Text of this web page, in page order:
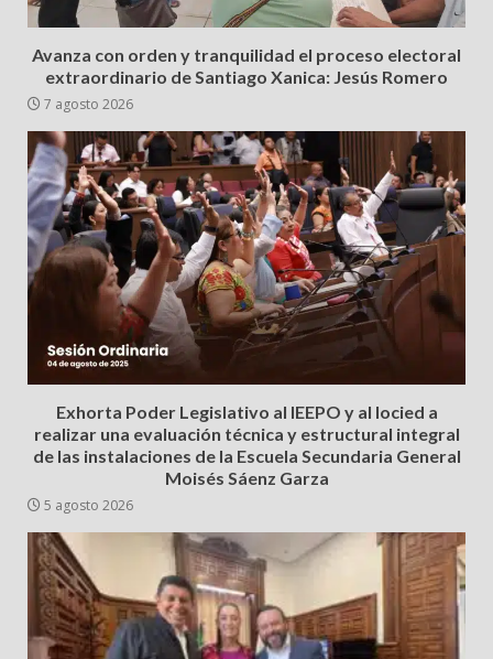
Avanza con orden y tranquilidad el proceso electoral
extraordinario de Santiago Xanica: Jesús Romero
7 agosto 2026
Exhorta Poder Legislativo al IEEPO y al Iocied a
realizar una evaluación técnica y estructural integral
de las instalaciones de la Escuela Secundaria General
Moisés Sáenz Garza
5 agosto 2026